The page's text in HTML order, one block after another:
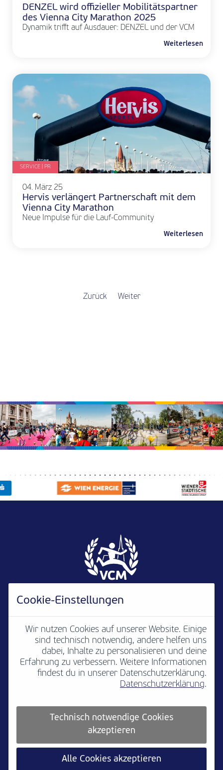
DENZEL wird offizieller Mobilitätspartner
des Vienna City Marathon 2025
Dynamik trifft auf Ausdauer: DENZEL und der VCM
Weiterlesen
SERVICE | PR
04. März 25
Hervis verlängert Partnerschaft mit dem
Vienna City Marathon
Neue Impulse für die Lauf-Community
Weiterlesen
Zurück Weiter
Newsletter Media Kontakt
Jobs Impressum
Teilnahmebedingungen Platzordnung
Cookie-Einstellungen
Wir nutzen Cookies auf unserer Website. Einige
sind technisch notwendig, andere helfen uns
dabei, Inhalte zu personalisieren und deine
Erfahrung zu verbessern. Weitere Informationen
findest du in unserer Datenschutzerklärung.
Datenschutzerklärung.
Technisch notwendige Cookies
akzeptieren
Alle Cookies akzeptieren